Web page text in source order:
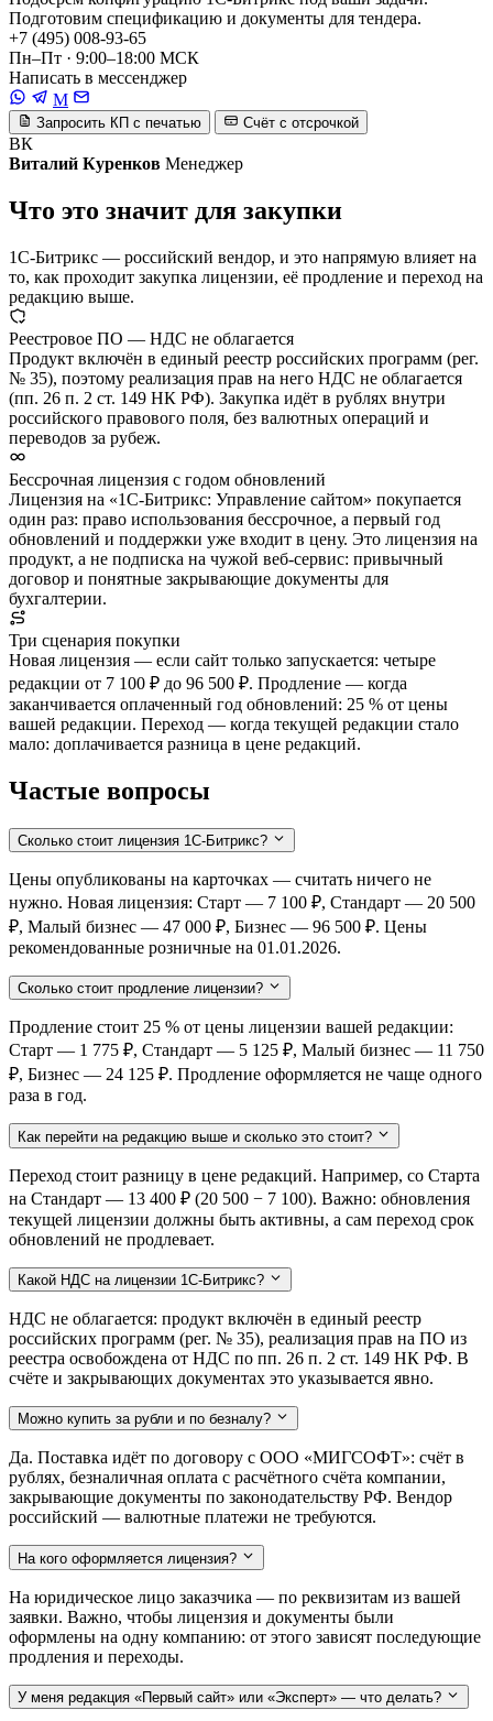
Подготовим спецификацию и документы для тендера.
+7 (495) 008-93-65
Пн–Пт · 9:00–18:00 МСК
Написать в мессенджер
M
Запросить КП с печатью Счёт с отсрочкой
ВК
Виталий Куренков Менеджер
Что это значит для закупки
1С-Битрикс — российский вендор, и это напрямую влияет на
то, как проходит закупка лицензии, её продление и переход на
редакцию выше.
Реестровое ПО — НДС не облагается
Продукт включён в единый реестр российских программ (рег.
№ 35), поэтому реализация прав на него НДС не облагается
(пп. 26 п. 2 ст. 149 НК РФ). Закупка идёт в рублях внутри
российского правового поля, без валютных операций и
переводов за рубеж.
Бессрочная лицензия с годом обновлений
Лицензия на «1С-Битрикс: Управление сайтом» покупается
один раз: право использования бессрочное, а первый год
обновлений и поддержки уже входит в цену. Это лицензия на
продукт, а не подписка на чужой веб-сервис: привычный
договор и понятные закрывающие документы для
бухгалтерии.
Три сценария покупки
Новая лицензия — если сайт только запускается: четыре
редакции от 7 100 ₽ до 96 500 ₽. Продление — когда
заканчивается оплаченный год обновлений: 25 % от цены
вашей редакции. Переход — когда текущей редакции стало
мало: доплачивается разница в цене редакций.
Частые вопросы
Сколько стоит лицензия 1С-Битрикс?
Цены опубликованы на карточках — считать ничего не
нужно. Новая лицензия: Старт — 7 100 ₽, Стандарт — 20 500
₽, Малый бизнес — 47 000 ₽, Бизнес — 96 500 ₽. Цены
рекомендованные розничные на 01.01.2026.
Сколько стоит продление лицензии?
Продление стоит 25 % от цены лицензии вашей редакции:
Старт — 1 775 ₽, Стандарт — 5 125 ₽, Малый бизнес — 11 750
₽, Бизнес — 24 125 ₽. Продление оформляется не чаще одного
раза в год.
Как перейти на редакцию выше и сколько это стоит?
Переход стоит разницу в цене редакций. Например, со Старта
на Стандарт — 13 400 ₽ (20 500 − 7 100). Важно: обновления
текущей лицензии должны быть активны, а сам переход срок
обновлений не продлевает.
Какой НДС на лицензии 1С-Битрикс?
НДС не облагается: продукт включён в единый реестр
российских программ (рег. № 35), реализация прав на ПО из
реестра освобождена от НДС по пп. 26 п. 2 ст. 149 НК РФ. В
счёте и закрывающих документах это указывается явно.
Можно купить за рубли и по безналу?
Да. Поставка идёт по договору с ООО «МИГСОФТ»: счёт в
рублях, безналичная оплата с расчётного счёта компании,
закрывающие документы по законодательству РФ. Вендор
российский — валютные платежи не требуются.
На кого оформляется лицензия?
На юридическое лицо заказчика — по реквизитам из вашей
заявки. Важно, чтобы лицензия и документы были
оформлены на одну компанию: от этого зависят последующие
продления и переходы.
У меня редакция «Первый сайт» или «Эксперт» — что делать?